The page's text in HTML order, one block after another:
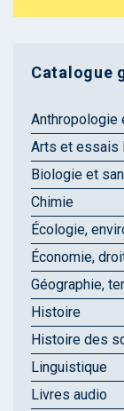
Catalogue
Anthropologie
Arts et essais
Biologie et
Chimie
Écologie,
Économie,
Géographie,
Histoire
Histoire des
Linguistique
Livres audio